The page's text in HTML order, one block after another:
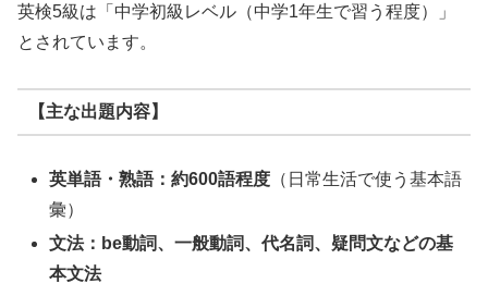
英検5級は「中学初級レベル（中学1年生で習う程度）」
とされています。
【主な出題内容】
英単語・熟語：約600語程度 （日常生活で使う基本語
彙）
文法：be動詞、一般動詞、代名詞、疑問文などの基
本文法